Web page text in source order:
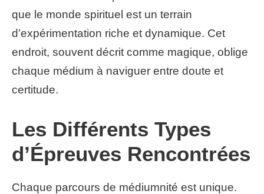
que le monde spirituel est un terrain
d’expérimentation riche et dynamique. Cet
endroit, souvent décrit comme magique, oblige
chaque médium à naviguer entre doute et
certitude.
Les Différents Types
d’Épreuves Rencontrées
Chaque parcours de médiumnité est unique.